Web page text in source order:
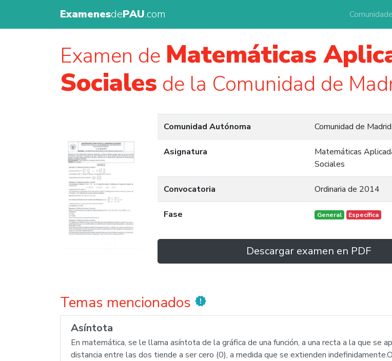
ExamenesdePAU.com
Examen de Matemáticas
Sociales de la Comunidad de
Comunidad Autónoma Comunidad de Madrid
Asignatura
Matemáticas
Sociales
Convocatoria Ordinaria de 2014
Fase General Específica
Descargar examen en PDF
Temas mencionados new_releases
Asíntota
En matemática, se le llama asíntota de la gráfica de una función, a una recta a la que se
distancia entre las dos tiende a ser cero (0), a medida que se extienden